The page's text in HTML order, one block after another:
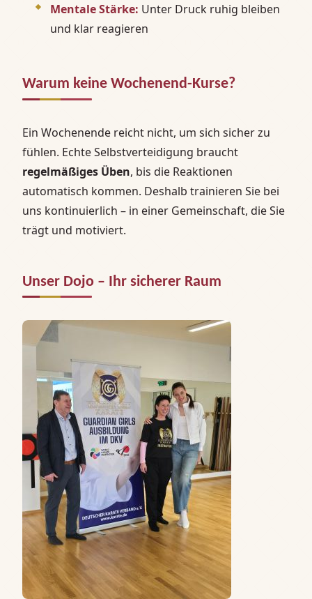
Mentale Stärke: Unter Druck ruhig bleiben
und klar reagieren
Warum keine Wochenend-Kurse?
Ein Wochenende reicht nicht, um sich sicher zu
fühlen. Echte Selbstverteidigung braucht
regelmäßiges Üben, bis die Reaktionen
automatisch kommen. Deshalb trainieren Sie bei
uns kontinuierlich – in einer Gemeinschaft, die Sie
trägt und motiviert.
Unser Dojo – Ihr sicherer Raum